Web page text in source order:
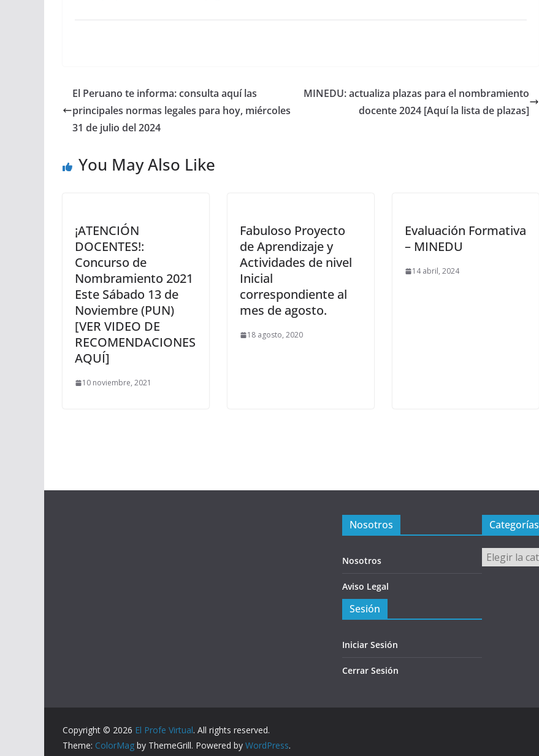
El Peruano te informa: consulta aquí las
principales normas legales para hoy, miércoles
31 de julio del 2024
MINEDU: actualiza plazas para el nombramiento
docente 2024 [Aquí la lista de plazas]
You May Also Like
¡ATENCIÓN
DOCENTES!:
Concurso de
Nombramiento 2021
Este Sábado 13 de
Noviembre (PUN)
[VER VIDEO DE
RECOMENDACIONES
AQUÍ]
10 noviembre, 2021
Fabuloso Proyecto
de Aprendizaje y
Actividades de nivel
Inicial
correspondiente al
mes de agosto.
18 agosto, 2020
Evaluación Formativa
– MINEDU
14 abril, 2024
Nosotros
Nosotros
Aviso Legal
Sesión
Iniciar Sesión
Cerrar Sesión
Categorías
Categorías
Copyright © 2026 El Profe Virtual. All rights reserved.
Theme: ColorMag by ThemeGrill. Powered by WordPress.